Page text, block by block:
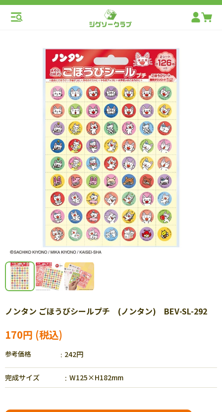
ノンタン ごほうびシールプチ (ノンタン) BEV-SL-292
170円
参考価格 242円
完成サイズ W125×H182mm